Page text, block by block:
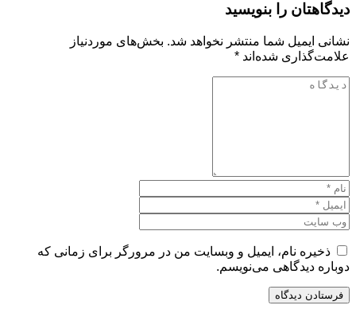
دیدگاهتان را بنویسید
نشانی ایمیل شما منتشر نخواهد شد. بخش‌های موردنیاز
علامت‌گذاری شده‌اند *
ذخیره نام، ایمیل و وبسایت من در مرورگر برای زمانی که
دوباره دیدگاهی می‌نویسم.